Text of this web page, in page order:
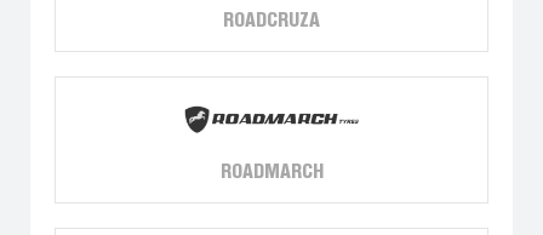
ROADCRUZA
ROADMARCH